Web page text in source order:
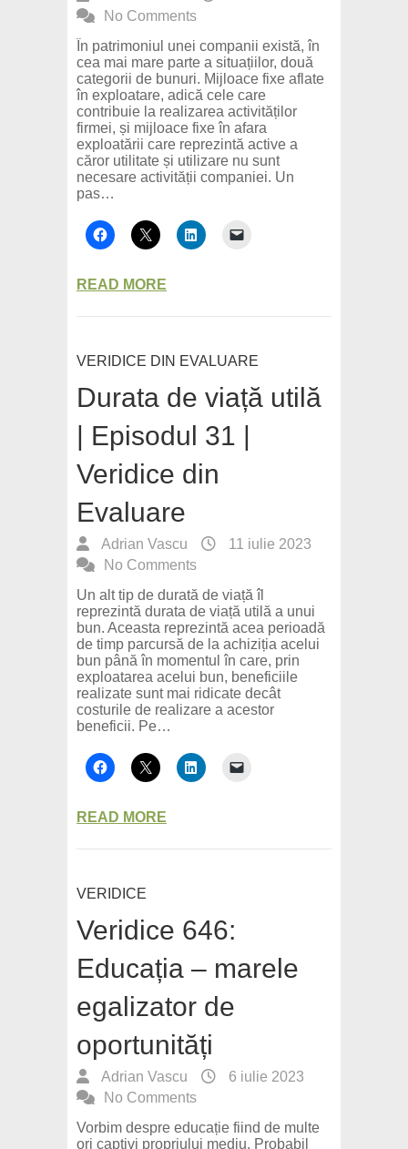
No Comments
În patrimoniul unei companii există, în
cea mai mare parte a situațiilor, două
categorii de bunuri. Mijloace fixe aflate
în exploatare, adică cele care
contribuie la realizarea activităților
firmei, și mijloace fixe în afara
exploatării care reprezintă active a
căror utilitate și utilizare nu sunt
necesare activității companiei. Un
pas…
READ MORE
VERIDICE DIN EVALUARE
Durata de viață utilă
| Episodul 31 |
Veridice din
Evaluare
Adrian Vascu
11 iulie 2023
No Comments
Un alt tip de durată de viață îl
reprezintă durata de viață utilă a unui
bun. Aceasta reprezintă acea perioadă
de timp parcursă de la achiziția acelui
bun până în momentul în care, prin
exploatarea acelui bun, beneficiile
realizate sunt mai ridicate decât
costurile de realizare a acestor
beneficii. Pe…
READ MORE
VERIDICE
Veridice 646:
Educația – marele
egalizator de
oportunități
Adrian Vascu
6 iulie 2023
No Comments
Vorbim despre educație fiind de multe
ori captivi propriului mediu. Probabil